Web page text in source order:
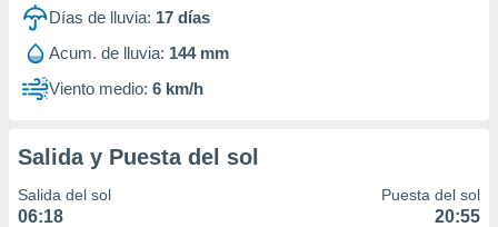
Días de lluvia: 17 días
Acum. de lluvia: 144 mm
Viento medio: 6 km/h
Salida y Puesta del sol
Salida del sol
06:18
Puesta del sol
20:55